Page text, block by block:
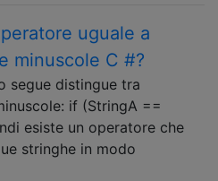
uguale a
minuscole C #?
segue distingue tra
if (StringA ==
esiste un operatore che
stringhe in modo